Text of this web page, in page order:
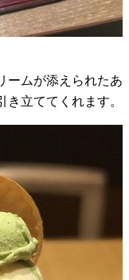
ームが添えられたあ
立ててくれます。